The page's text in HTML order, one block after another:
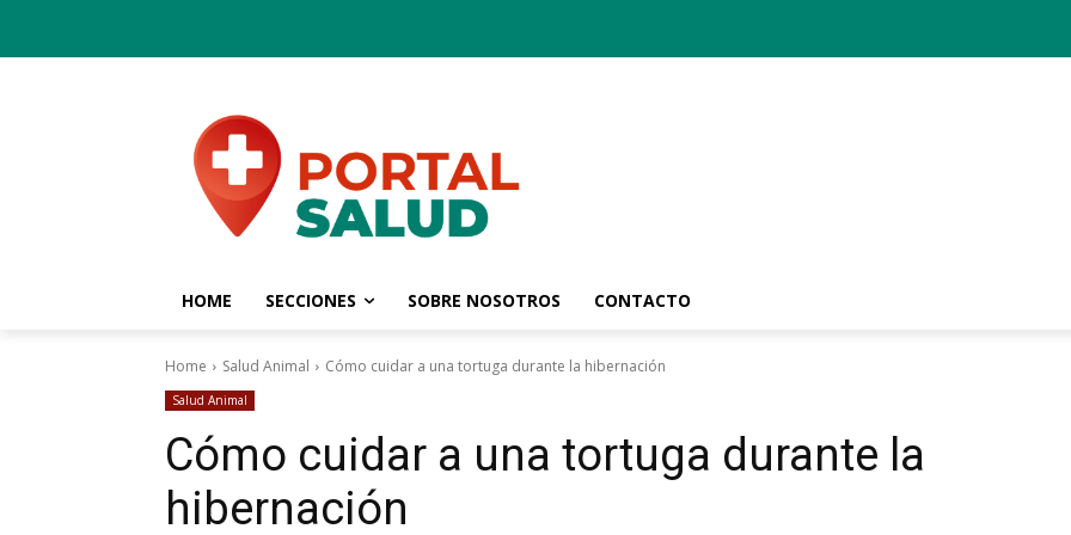
HOME SECCIONES SOBRE NOSOTROS CONTACTO
Home Salud Animal Cómo cuidar a una tortuga durante la hibernación
Salud Animal
Cómo cuidar a una tortuga durante la
hibernación